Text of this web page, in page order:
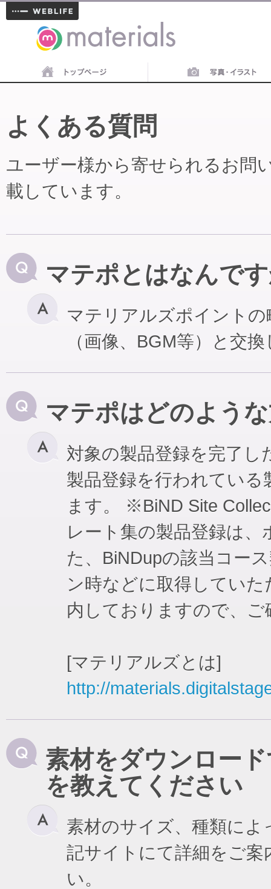
materials
よくある質問
ユーザー様から寄せられるお問
載しています。
マテポとはなんで
マテリアルズポイント
（画像、BGM等）と交
マテポはどのよう
対象の製品登録を完了
製品登録を行われてい
ます。 ※BiND Site
レート集の製品登録は
た、BiNDupの該当コー
ン時などに取得してい
内しておりますので、
[マテリアルズとは]
http://
素材をダウンロー
を教えてください
素材のサイズ、種類に
記サイトにて詳細をご
い。